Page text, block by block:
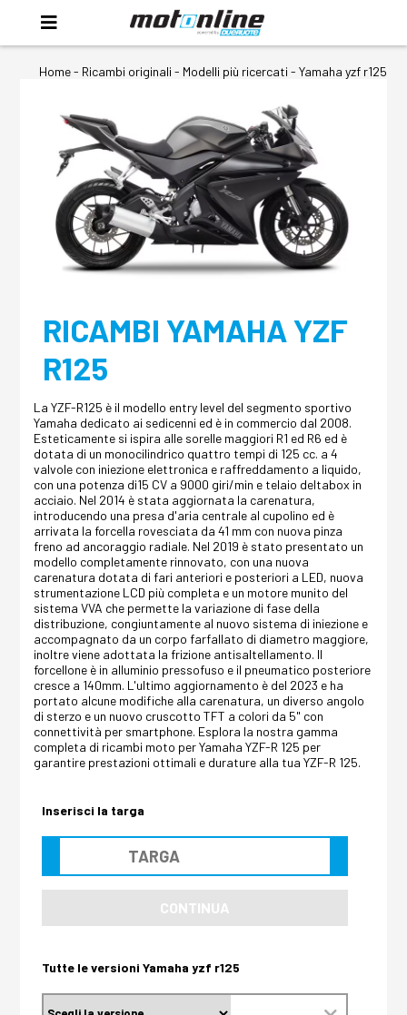
Home- Ricambi originali - Modelli più ricercati - Yamaha yzf r125
RICAMBI YAMAHA YZF
R125
La YZF-R125 è il modello entry level del segmento sportivo
Yamaha dedicato ai sedicenni ed è in commercio dal 2008.
Esteticamente si ispira alle sorelle maggiori R1 ed R6 ed è
dotata di un monocilindrico quattro tempi di 125 cc. a 4
valvole con iniezione elettronica e raffreddamento a liquido,
con una potenza di15 CV a 9000 giri/min e telaio deltabox in
acciaio. Nel 2014 è stata aggiornata la carenatura,
introducendo una presa d'aria centrale al cupolino ed è
arrivata la forcella rovesciata da 41 mm con nuova pinza
freno ad ancoraggio radiale. Nel 2019 è stato presentato un
modello completamente rinnovato, con una nuova
carenatura dotata di fari anteriori e posteriori a LED, nuova
strumentazione LCD più completa e un motore munito del
sistema VVA che permette la variazione di fase della
distribuzione, congiuntamente al nuovo sistema di iniezione e
accompagnato da un corpo farfallato di diametro maggiore,
inoltre viene adottata la frizione antisaltellamento. Il
forcellone è in alluminio pressofuso e il pneumatico posteriore
cresce a 140mm. L'ultimo aggiornamento è del 2023 e ha
portato alcune modifiche alla carenatura, un diverso angolo
di sterzo e un nuovo cruscotto TFT a colori da 5" con
connettività per smartphone. Esplora la nostra gamma
completa di ricambi moto per Yamaha YZF-R 125 per
garantire prestazioni ottimali e durature alla tua YZF-R 125.
Inserisci la targa
CONTINUA
Tutte le versioni Yamaha yzf r125